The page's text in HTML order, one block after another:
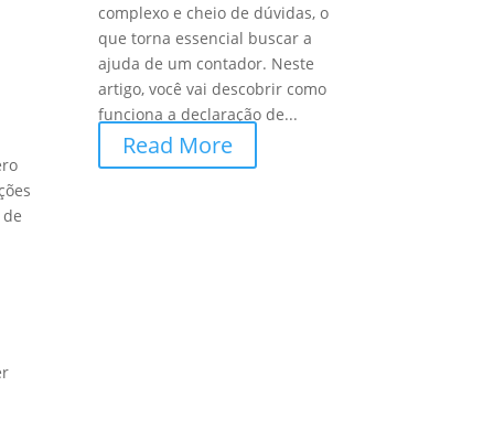
complexo e cheio de dúvidas, o
que torna essencial buscar a
ajuda de um contador. Neste
artigo, você vai descobrir como
funciona a declaração de...
Read More